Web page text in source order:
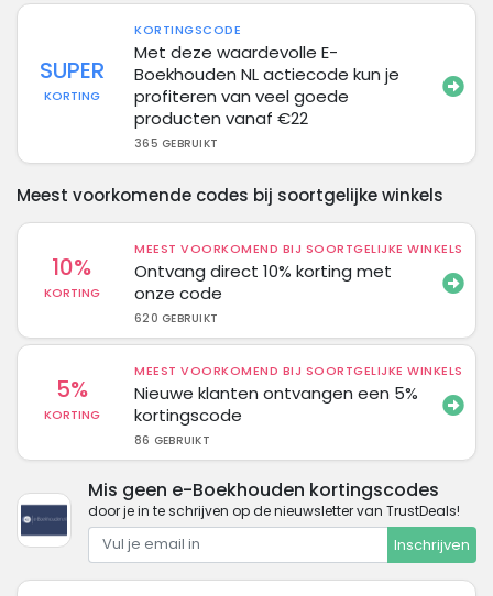
SUPER
KORTING
KORTINGSCODE
Met deze waardevolle E-
Boekhouden NL actiecode kun je
profiteren van veel goede
producten vanaf €22
365 GEBRUIKT
Meest voorkomende codes bij soortgelijke winkels
10%
KORTING
MEEST VOORKOMEND BIJ SOORTGELIJKE WINKELS
Ontvang direct 10% korting met
onze code
620 GEBRUIKT
5%
KORTING
MEEST VOORKOMEND BIJ SOORTGELIJKE WINKELS
Nieuwe klanten ontvangen een 5%
kortingscode
86 GEBRUIKT
Mis geen e-Boekhouden kortingscodes
door je in te schrijven op de nieuwsletter van TrustDeals!
Inschrijven